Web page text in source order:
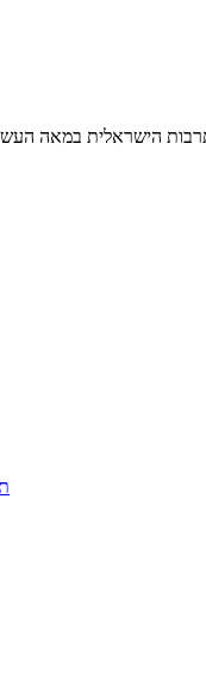
הישראלית במאה